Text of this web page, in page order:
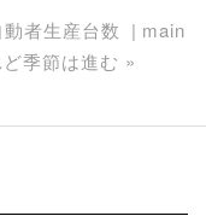
者生産台数
main
季節は進む »